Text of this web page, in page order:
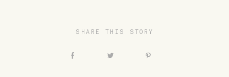
SHARE THIS STORY